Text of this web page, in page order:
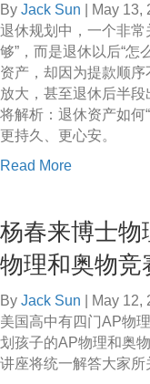
t
爬
山
召
集
座
：
5
月
2
2
日
助
学
金
大
化
攻
By Jack Sun
May 13,
退休规划中，一个非常
够”，而是退休以后“怎
资产，却因为提款顺
放大，甚至退休后半
将解析：退休资产如何
更持久、更心安。
Read Morea
u
免
座
：
5
杨春来博士物
物理和奥物竞
By Jack Sun
May 12,
美国高中有四门AP物
划孩子的AP物理和奥
讲座将统一解答大家所